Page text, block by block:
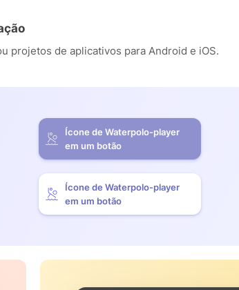
projetos de aplicativos para Android e iOS.
Ícone de Waterpolo-player
em um botão
Ícone de Waterpolo-player
em um botão